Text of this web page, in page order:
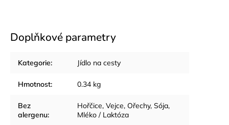
Doplňkové parametry
Kategorie: Jídlo na cesty
Hmotnost: 0.34 kg
Bez
alergenu:
Hořčice, Vejce, Ořechy, Sója,
Mléko / Laktóza